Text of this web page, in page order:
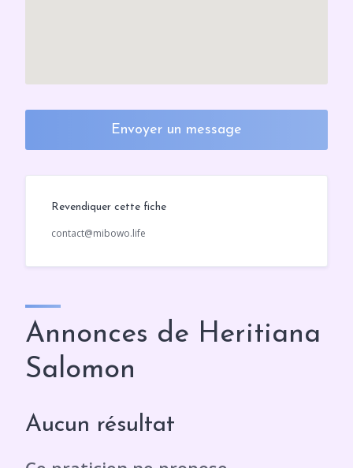
Envoyer un message
Revendiquer cette fiche
contact@mibowo.life
Annonces de Heritiana
Salomon
Aucun résultat